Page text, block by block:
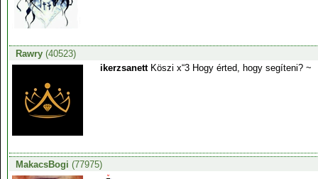
Rawry(40523)
ikerzsanettKöszi x“3 Hogy érted, hogy segíteni? ~
MakacsBogi (77975)